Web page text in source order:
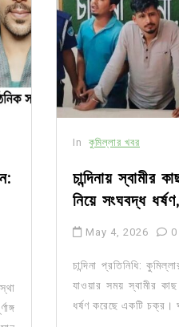
In কুমিল্লার খবর
চান্দিনায় স্বামীর
নিয়ে সংঘবদ্ধ
May 4, 2026 0
চান্দিনা প্রতিনিধি:
যাওয়ার সময় স্বামীর কাছ
ধর্ষণ করেছে একটি চক্র।